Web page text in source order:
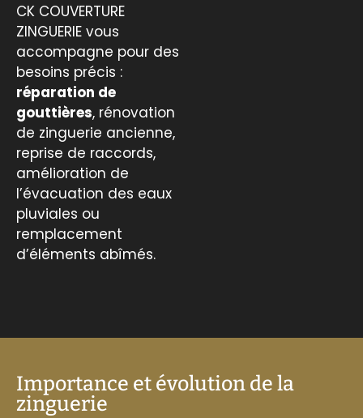
CK COUVERTURE
ZINGUERIE vous
accompagne pour des
besoins précis :
réparation de
gouttières, rénovation
de zinguerie ancienne,
reprise de raccords,
amélioration de
l’évacuation des eaux
pluviales ou
remplacement
d’éléments abîmés.
Importance et évolution de la
zinguerie